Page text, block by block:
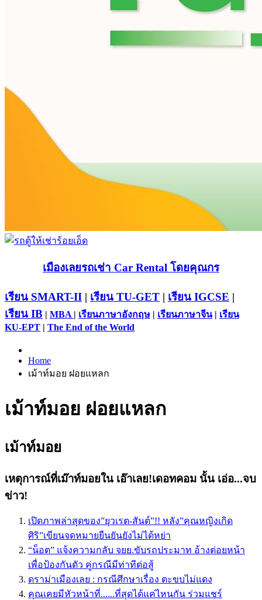
เมืองเลยรถเช่า Car Rental โดยคุณกร
เรียน SMART-II | เรียน TU-GET | เรียน IGCSE |
เรียน IB | MBA | เรียนภาษาอังกฤษ | เรียนภาษาจีน| เรียน
KU-EPT | The End of the World
Home
เม้าท์มอย ฝอยแหลก
เม้าท์มอย ฝอยแหลก
เม้าท์มอย
เหตุการณ์ที่เม๊าท์มอยใน เอ๊าเลย!เดอทคอม นั้น เอ่อ...จบ
ข่าว!
เปิดภาพล่าสุดของ”ยุวเรต-สันต์”!! หลัง”คุณหญิงเกิด
ศิริ”เขียนจดหมายยืนยันยังไม่ได้หย่า
“น็อต” แจ้งความกลับ จยย.ขับรถประมาท อ้างต่อยหน้า
เพื่อป้องกันตัว คู่กรณีมีท่าทีต่อสู้
ดราม่าเมืองเลย : กรณีศึกษาเรื่อง ตะขบไม่แดง
คุณเคยมีหัวหน้าที่......ที่สุดได้แค่ไหนกัน ร่วมแชร์